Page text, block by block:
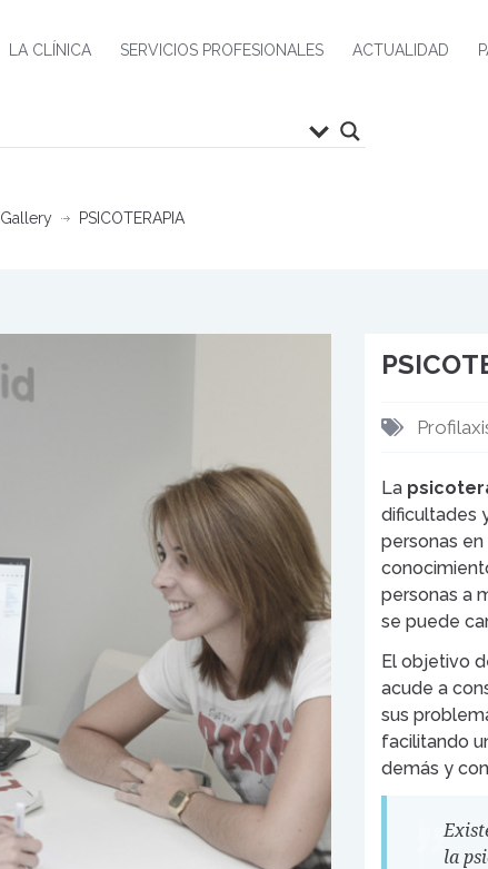
LA CLÍNICA SERVICIOS PROFESIONALES ACTUALIDAD
Gallery PSICOTERAPIA
La
dificultades
personas
personas a
se puede
El objetivo
acude a
sus
facilitando
demás y
la